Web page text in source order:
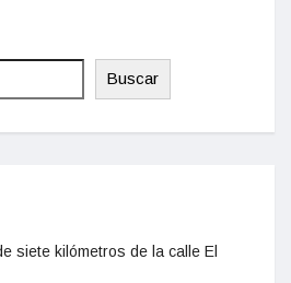
Buscar
siete kilómetros de la calle El